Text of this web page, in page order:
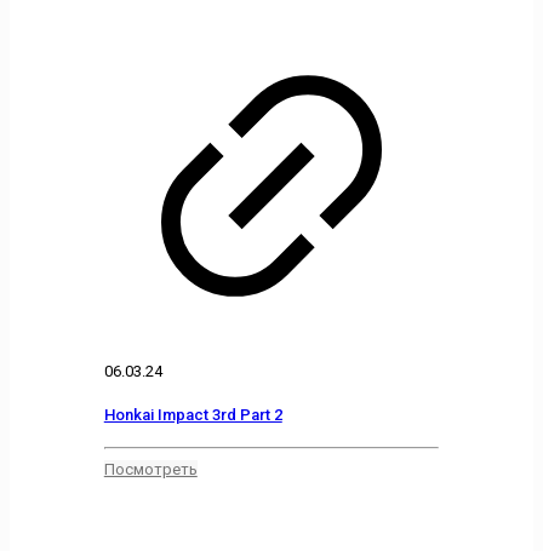
06.03.24
Honkai Impact 3rd Part 2
Посмотреть